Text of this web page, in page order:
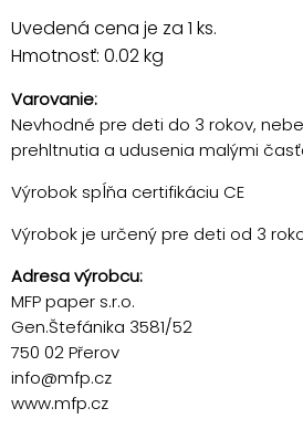
Uvedená cena je za 1 ks.
Hmotnosť: 0.02 kg
Varovanie:
Nevhodné pre deti do 3 rokov,
prehltnutia a udusenia malými
Výrobok spĺňa certifikáciu CE
Výrobok je určený pre deti od 3
Adresa výrobcu:
MFP paper s.r.o.
Gen.Štefánika 3581/52
750 02 Přerov
info@mfp.cz
www.mfp.cz